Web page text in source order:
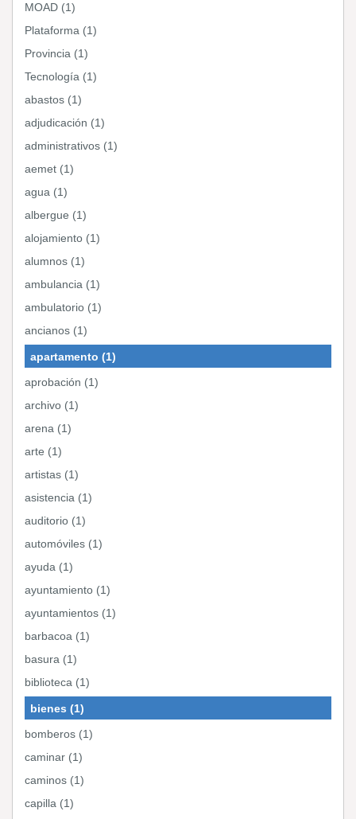
MOAD (1)
Plataforma (1)
Provincia (1)
Tecnología (1)
abastos (1)
adjudicación (1)
administrativos (1)
aemet (1)
agua (1)
albergue (1)
alojamiento (1)
alumnos (1)
ambulancia (1)
ambulatorio (1)
ancianos (1)
apartamento (1)
aprobación (1)
archivo (1)
arena (1)
arte (1)
artistas (1)
asistencia (1)
auditorio (1)
automóviles (1)
ayuda (1)
ayuntamiento (1)
ayuntamientos (1)
barbacoa (1)
basura (1)
biblioteca (1)
bienes (1)
bomberos (1)
caminar (1)
caminos (1)
capilla (1)